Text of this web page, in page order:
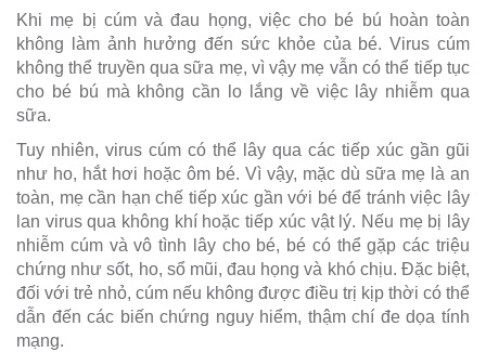
Khi mẹ bị cúm và đau họng, việc cho bé bú hoàn toàn
không làm ảnh hưởng đến sức khỏe của bé. Virus cúm
không thể truyền qua sữa mẹ, vì vậy mẹ vẫn có thể tiếp tục
cho bé bú mà không cần lo lắng về việc lây nhiễm qua
sữa.
Tuy nhiên, virus cúm có thể lây qua các tiếp xúc gần gũi
như ho, hắt hơi hoặc ôm bé. Vì vậy, mặc dù sữa mẹ là an
toàn, mẹ cần hạn chế tiếp xúc gần với bé để tránh việc lây
lan virus qua không khí hoặc tiếp xúc vật lý. Nếu mẹ bị lây
nhiễm cúm và vô tình lây cho bé, bé có thể gặp các triệu
chứng như sốt, ho, sổ mũi, đau họng và khó chịu. Đặc biệt,
đối với trẻ nhỏ, cúm nếu không được điều trị kịp thời có thể
dẫn đến các biến chứng nguy hiểm, thậm chí đe dọa tính
mạng.